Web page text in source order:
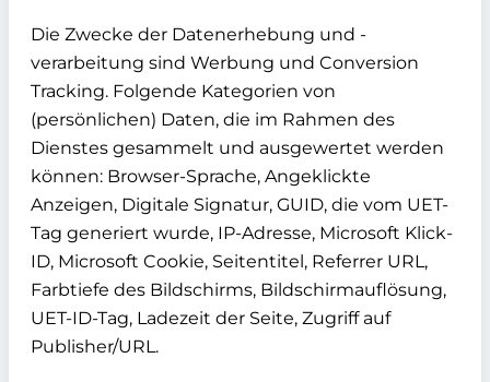
Die Zwecke der Datenerhebung und -
verarbeitung sind Werbung und Conversion
Tracking. Folgende Kategorien von
(persönlichen) Daten, die im Rahmen des
Dienstes gesammelt und ausgewertet werden
können: Browser-Sprache, Angeklickte
Anzeigen, Digitale Signatur, GUID, die vom UET-
Tag generiert wurde, IP-Adresse, Microsoft Klick-
ID, Microsoft Cookie, Seitentitel, Referrer URL,
Farbtiefe des Bildschirms, Bildschirmauflösung,
UET-ID-Tag, Ladezeit der Seite, Zugriff auf
Publisher/URL.